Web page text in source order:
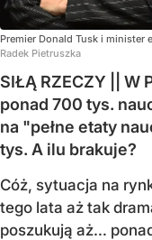
Premier Donald Tusk i minister
Radek Pietruszka
SIŁĄ RZECZY || W
ponad 700 tys.
na "pełne etaty
tys. A ilu brakuje?
Cóż, sytuacja na
tego lata aż tak
poszukują aż…